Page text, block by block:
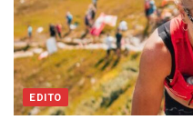
EDITO